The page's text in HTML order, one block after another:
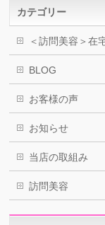
カテゴリー
＜訪問美容＞在
BLOG
お客様の声
お知らせ
当店の取組み
訪問美容